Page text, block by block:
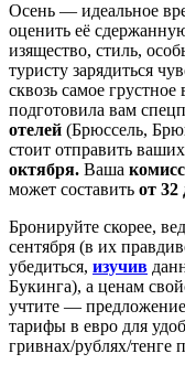
Осень — идеальное
оценить её
изящество, стиль,
туристу зарядиться
сквозь самое
подготовила вам
отелей (Брюссель,
стоит отправить
октября. Ваша
может составить от 32
Бронируйте скорее,
сентября (в их
убедиться, изучив
Букинга), а ценам
учтите —
тарифы в евро для
гривнах/рублях/тенге